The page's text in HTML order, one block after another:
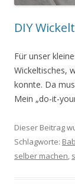
DIY
Für unser
Wickeltisches,
konnte. Da
Mein „do-it-
Dieser Beitrag
Schlagworte:
selber machen,